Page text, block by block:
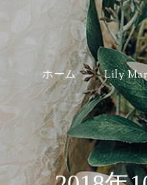
ホーム Lily